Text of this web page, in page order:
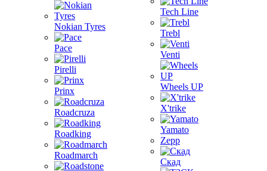
Nokian Tyres
Pace
Pirelli
Prinx
Roadcruza
Roadking
Roadmarch
Tech Line
Trebl
Venti
Wheels UP
X'trike
Yamato
Zepp
Скад